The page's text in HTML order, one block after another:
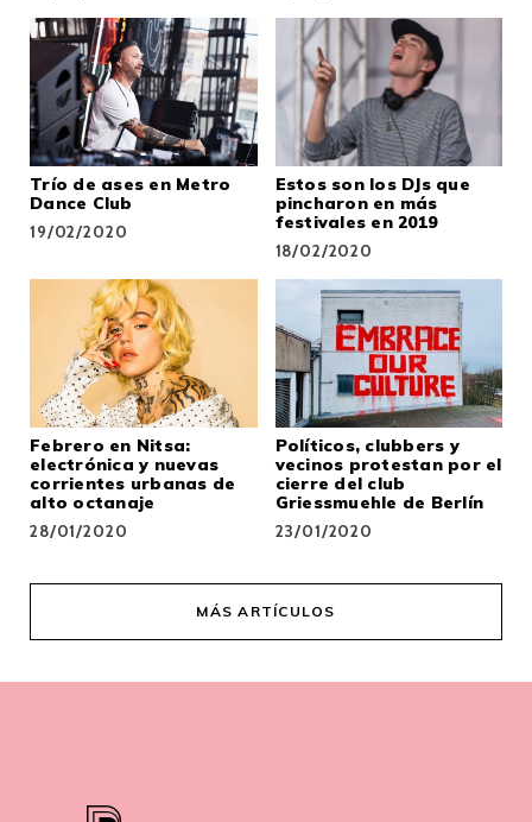
Trío de ases en Metro
Dance Club
19/02/2020
Estos son los DJs que
pincharon en más
festivales en 2019
18/02/2020
Febrero en Nitsa:
electrónica y nuevas
corrientes urbanas de
alto octanaje
28/01/2020
Políticos, clubbers y
vecinos protestan por el
cierre del club
Griessmuehle de Berlín
23/01/2020
MÁS ARTÍCULOS